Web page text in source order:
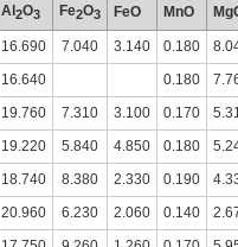
Al 2O3 Fe2O3 FeO MnO
16.690 7.040 3.140 0.180
16.640 0.180
19.760 7.310 3.100 0.170
19.220 5.840 4.850 0.180
18.740 8.380 2.330 0.190
20.960 6.230 2.060 0.140